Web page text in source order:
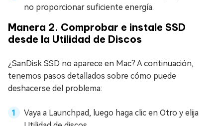
no proporcionar suficiente energía.
Manera 2. Comprobar e instale SSD
desde la Utilidad de Discos
¿SanDisk SSD no aparece en Mac? A continuación,
tenemos pasos detallados sobre cómo puede
deshacerse del problema:
Vaya a Launchpad, luego haga clic en Otro y elija